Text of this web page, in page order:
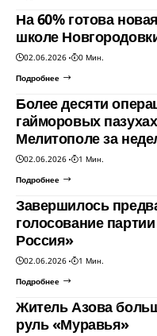
На 60% готова
школе
02.06.2026
0 Мин.
Подробнее
Более десяти
гайморовых
Мелитополе за
02.06.2026
1 Мин.
Подробнее
Завершилось
голосование
Россия»
02.06.2026
1 Мин.
Подробнее
Житель Азова
руль «Муравья»